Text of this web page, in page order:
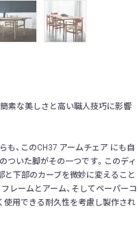
素な美しさと高い職人技巧に影響
も、このCH37 アームチェア にも自
ついた脚がその一つです。このディ
と下部のカーブを微妙に変えること
レームとアーム、そしてペーパーコ
使用できる耐久性を考慮し製作され